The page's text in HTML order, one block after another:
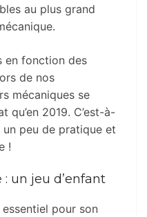
au plus grand
en fonction des
de nos
mécaniques se
2019. C’est-à-
peu de pratique et
!
un jeu d’enfant
pour son